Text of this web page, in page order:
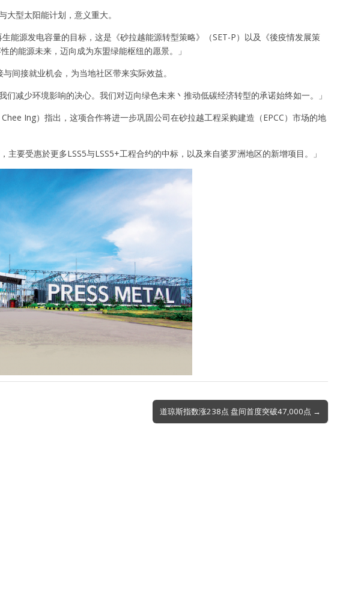
型太阳能计划，意义重大。
能源发电容量的目标，这是《砂拉越能源转型策略》（SET-P）以及《後疫情发展策
的能源未来，迈向成为东盟绿能枢纽的愿景。」
间接就业机会，为当地社区带来实际效益。
减少环境影响的决心。我们对迈向绿色未来丶推动低碳经济转型的承诺始终如一。」
Ing）指出，这项合作将进一步巩固公司在砂拉越工程采购建造（EPCC）市场的地
要受惠於更多LSS5与LSS5+工程合约的中标，以及来自婆罗洲地区的新增项目。」
道琼斯指数涨238点 盘间首度突破47,000点 →